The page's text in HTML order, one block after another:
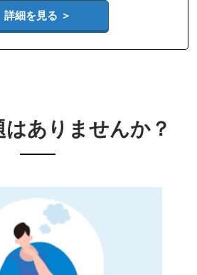
詳細を見る ＞
ありませんか？